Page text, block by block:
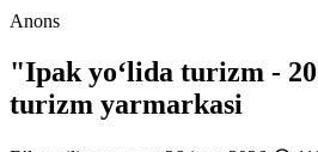
Anons
"Ipak yoʻlida turizm -
turizm yarmarkasi